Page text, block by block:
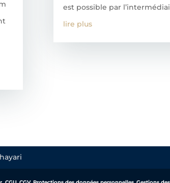
est possible par
lire plus